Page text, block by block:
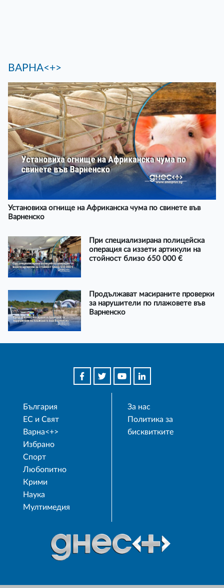
ВАРНА<+>
Установиха огнище на Африканска чума по свинете във
Варненско
При специализирана полицейска
операция са иззети артикули на
стойност близо 650 000 €
Продължават масираните проверки
за нарушители по плажовете във
Варненско
България
ЕС и Свят
Варна<+>
Избрано
Спорт
Любопитно
Крими
Наука
Мултимедия
За нас
Политика за
бисквитките